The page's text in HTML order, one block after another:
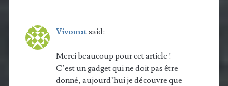
Vivomatsaid:
Merci beaucoup pour cet article !
C’est un gadget qui ne doit pas être
donné, aujourd’hui je découvre que